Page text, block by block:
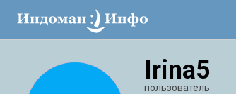
Irina5
пользователь